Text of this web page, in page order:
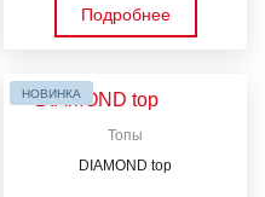
Подробнее
НОВИНКА
Топы
DIAMOND top